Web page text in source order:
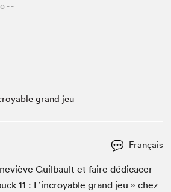
- -
grand jeu
Français
Guil­bault et faire dédi­cac­er
11 : L’in­croy­able grand jeu » chez